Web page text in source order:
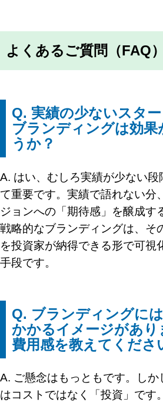
よくあるご質問（FAQ）
Q. 実績の少ないスター
ブランディングは効果
うか？
A. はい、むしろ実績が少ない段
て重要です。実績で語れない分
ジョンへの「期待感」を醸成す
戦略的なブランディングは、そ
を投資家が納得できる形で可視
手段です。
Q. ブランディングに
かかるイメージがあり
費用感を教えてくださ
A. ご懸念はもっともです。し
はコストではなく「投資」です